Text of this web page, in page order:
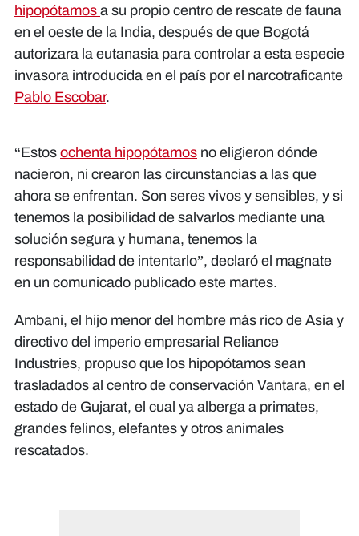
hipopótamos a su propio centro de rescate de fauna
en el oeste de la India, después de que Bogotá
autorizara la eutanasia para controlar a esta especie
invasora introducida en el país por el narcotraficante
Pablo Escobar.
“Estos ochenta hipopótamos no eligieron dónde
nacieron, ni crearon las circunstancias a las que
ahora se enfrentan. Son seres vivos y sensibles, y si
tenemos la posibilidad de salvarlos mediante una
solución segura y humana, tenemos la
responsabilidad de intentarlo”, declaró el magnate
en un comunicado publicado este martes.
Ambani, el hijo menor del hombre más rico de Asia y
directivo del imperio empresarial Reliance
Industries, propuso que los hipopótamos sean
trasladados al centro de conservación Vantara, en el
estado de Gujarat, el cual ya alberga a primates,
grandes felinos, elefantes y otros animales
rescatados.